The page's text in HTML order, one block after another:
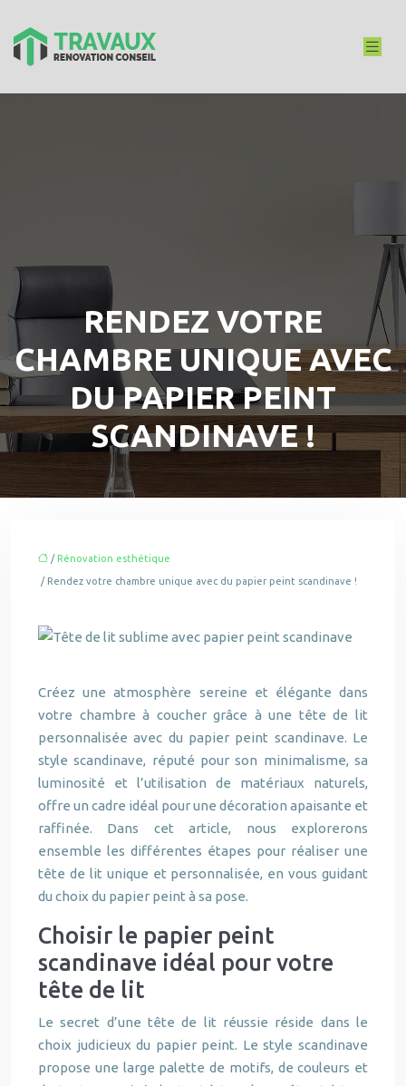
RENDEZ VOTRE
CHAMBRE UNIQUE AVEC
DU PAPIER PEINT
SCANDINAVE !
/ Rénovation esthétique
/ Rendez votre chambre unique avec du papier peint scandinave !
Créez une atmosphère sereine et élégante dans
votre chambre à coucher grâce à une tête de lit
personnalisée avec du papier peint scandinave. Le
style scandinave, réputé pour son minimalisme, sa
luminosité et l’utilisation de matériaux naturels,
offre un cadre idéal pour une décoration apaisante et
raffinée. Dans cet article, nous explorerons
ensemble les différentes étapes pour réaliser une
tête de lit unique et personnalisée, en vous guidant
du choix du papier peint à sa pose.
Choisir le papier peint
scandinave idéal pour votre
tête de lit
Le secret d’une tête de lit réussie réside dans le
choix judicieux du papier peint. Le style scandinave
propose une large palette de motifs, de couleurs et